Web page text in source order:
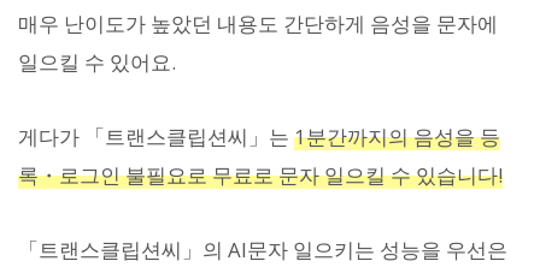
매우 난이도가 높았던 내용도 간단하게 음성을 문자에
일으킬 수 있어요.
게다가 「트랜스클립션씨」는 1분간까지의 음성을 등
록・로그인 불필요로 무료로 문자 일으킬 수 있습니다!
「트랜스클립션씨」의 AI문자 일으키는 성능을 우선은